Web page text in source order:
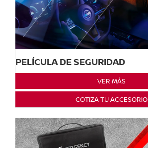
PELÍCULA DE SEGURIDAD
VER MÁS
COTIZA TU ACCESORIO